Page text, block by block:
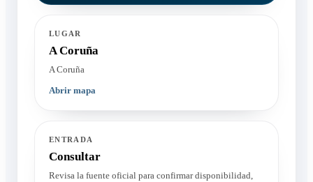
LUGAR
A Coruña
A Coruña
Abrir mapa
ENTRADA
Consultar
Revisa la fuente oficial para confirmar disponibilidad,